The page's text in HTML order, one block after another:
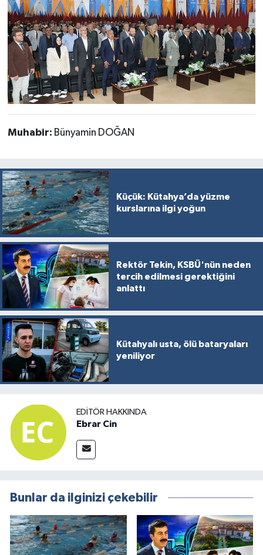
Muhabir: Bünyamin DOĞAN
Küçük: Kütahya’da yüzme
kurslarına ilgi yoğun
Rektör Tekin, KSBÜ'nün neden
tercih edilmesi gerektiğini
anlattı
Kütahyalı usta, ölü bataryaları
yeniliyor
EDITÖR HAKKINDA
Ebrar Cin
Bunlar da ilginizi çekebilir